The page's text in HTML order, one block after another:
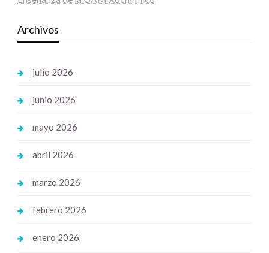
Archivos
julio 2026
junio 2026
mayo 2026
abril 2026
marzo 2026
febrero 2026
enero 2026